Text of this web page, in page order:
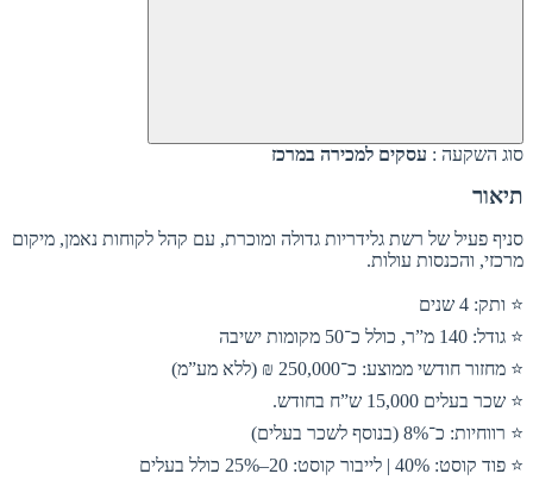
סוג השקעה : עסקים למכירה במרכז
תיאור
סניף פעיל של רשת גלידריות גדולה ומוכרת, עם קהל לקוחות נאמן, מיקום
מרכזי, והכנסות עולות.
⭐ ותק: 4 שנים
⭐ גודל: 140 מ”ר, כולל כ־50 מקומות ישיבה
⭐ מחזור חודשי ממוצע: כ־250,000 ₪ (ללא מע”מ)
⭐ שכר בעלים 15,000 ש”ח בחודש.
⭐ רווחיות: כ־8% (בנוסף לשכר בעלים)
⭐ פוד קוסט: 40% | לייבור קוסט: 20–25% כולל בעלים